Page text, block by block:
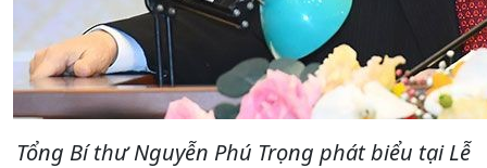
Tổng Bí thư Nguyễn Phú Trọng phát biểu tại Lễ